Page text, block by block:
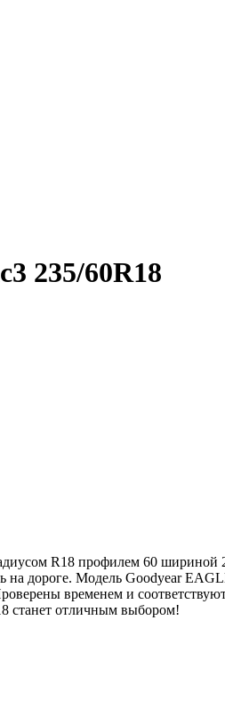
235/60R18
R18 профилем 60 шириной
дороге. Модель Goodyear
временем и
станет отличным выбором!